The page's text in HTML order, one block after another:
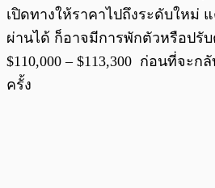
เปิดทางให้ราคาไปถึงระดับใหม่
ผ่านได้ ก็อาจมีการพักตัวหรือปรั
$110,000 – $113,300 ก่อนที่จะ
ครั้ง